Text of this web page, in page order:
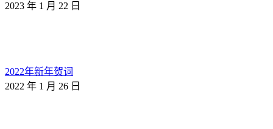
2023 年 1 月 22 日
2022年新年贺词
2022 年 1 月 26 日